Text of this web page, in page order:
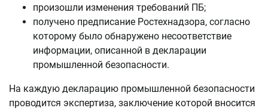
произошли изменения требований ПБ;
получено предписание Ростехнадзора, согласно
которому было обнаружено несоответствие
информации, описанной в декларации
промышленной безопасности.
На каждую декларацию промышленной безопасности
проводится экспертиза, заключение которой вносится